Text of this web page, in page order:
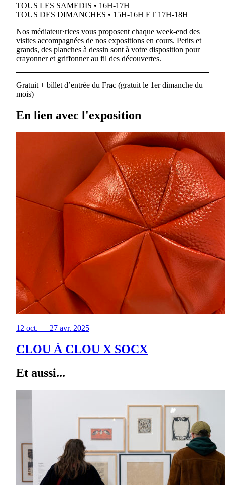
TOUS LES SAMEDIS • 16H-17H
TOUS DES DIMANCHES • 15H-16H ET 17H-18H
Nos médiateur·rices vous proposent chaque week-end des
visites accompagnées de nos expositions en cours. Petits et
grands, des planches à dessin sont à votre disposition pour
crayonner et griffonner au fil des découvertes.
Gratuit + billet d’entrée du Frac (gratuit le 1er dimanche du
mois)
En lien avec l'exposition
12 oct. — 27 avr. 2025
CLOU À CLOU X SOCX
Et aussi...